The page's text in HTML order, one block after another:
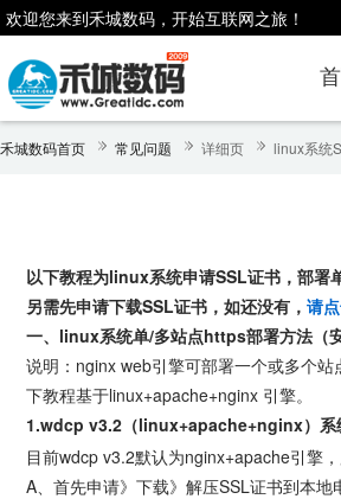
欢迎您来到禾城数码，开始互联网之旅！
禾城数码首页 常见问题 详细页 linux系统
以下教程为linux系统申请SSL证书，部
另需先申请下载SSL证书，如还没有， 请
一、linux系统单/多站点https部署方法（
说明：nginx web引擎可部署一个或多个
下教程基于linux+apache+nginx 引擎。
1.wdcp v3.2（linux+apache+nginx）系
目前wdcp v3.2默认为nginx+apache引擎
A、首先申请》下载》解压SSL证书到本地